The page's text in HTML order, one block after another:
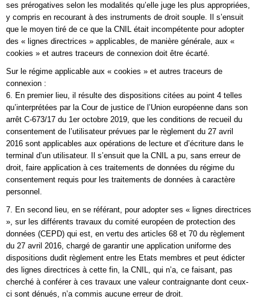
ses prérogatives selon les modalités qu’elle juge les plus appropriées,
y compris en recourant à des instruments de droit souple. Il s’ensuit
que le moyen tiré de ce que la CNIL était incompétente pour adopter
des « lignes directrices » applicables, de manière générale, aux «
cookies » et autres traceurs de connexion doit être écarté.
Sur le régime applicable aux « cookies » et autres traceurs de
connexion :
6. En premier lieu, il résulte des dispositions citées au point 4 telles
qu’interprétées par la Cour de justice de l’Union européenne dans son
arrêt C-673/17 du 1er octobre 2019, que les conditions de recueil du
consentement de l’utilisateur prévues par le règlement du 27 avril
2016 sont applicables aux opérations de lecture et d’écriture dans le
terminal d’un utilisateur. Il s’ensuit que la CNIL a pu, sans erreur de
droit, faire application à ces traitements de données du régime du
consentement requis pour les traitements de données à caractère
personnel.
7. En second lieu, en se référant, pour adopter ses « lignes directrices
», sur les différents travaux du comité européen de protection des
données (CEPD) qui est, en vertu des articles 68 et 70 du règlement
du 27 avril 2016, chargé de garantir une application uniforme des
dispositions dudit règlement entre les Etats membres et peut édicter
des lignes directrices à cette fin, la CNIL, qui n’a, ce faisant, pas
cherché à conférer à ces travaux une valeur contraignante dont ceux-
ci sont dénués, n’a commis aucune erreur de droit.